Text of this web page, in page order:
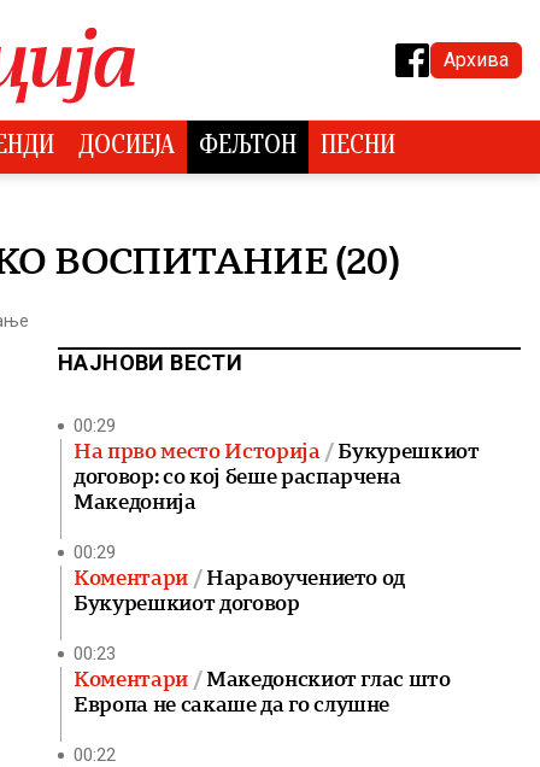
Архива
ДОСИЕЈА ФЕЉТОН ПЕСНИ
ВОСПИТАНИЕ (20)
НАЈНОВИ ВЕСТИ
00:29
На прво место Историја
Букурешкиот
договор: со кој беше распарчена
Македонија
00:29
Коментари
Наравоучението од
Букурешкиот договор
00:23
Коментари
Македонскиот глас што
Европа не сакаше да го слушне
00:22